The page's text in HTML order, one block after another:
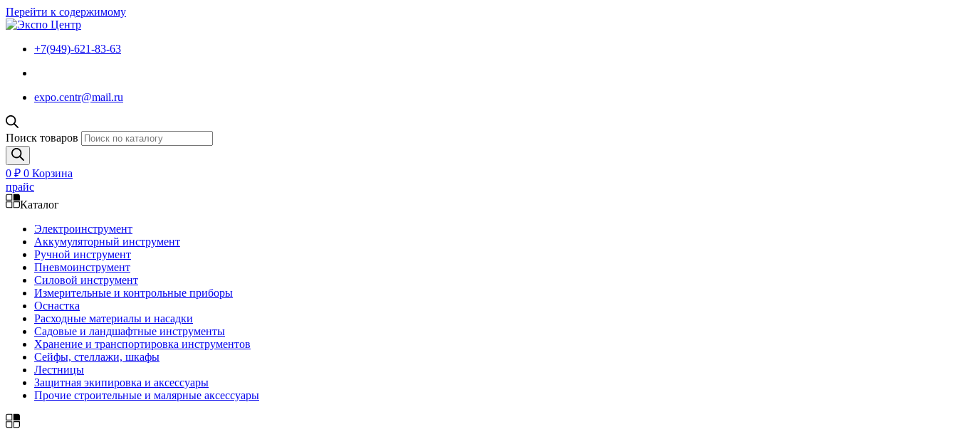
Перейти к содержимому
+7(949)-621-83-63
expo.centr@mail.ru
Поиск товаров
0 ₽ 0 Корзина
прайс
Каталог
Электроинструмент
Аккумуляторный инструмент
Ручной инструмент
Пневмоинструмент
Силовой инструмент
Измерительные и контрольные приборы
Оснастка
Расходные материалы и насадки
Садовые и ландшафтные инструменты
Хранение и транспортировка инструментов
Сейфы, стеллажи, шкафы
Лестницы
Защитная экипировка и аксессуары
Прочие строительные и малярные аксессуары